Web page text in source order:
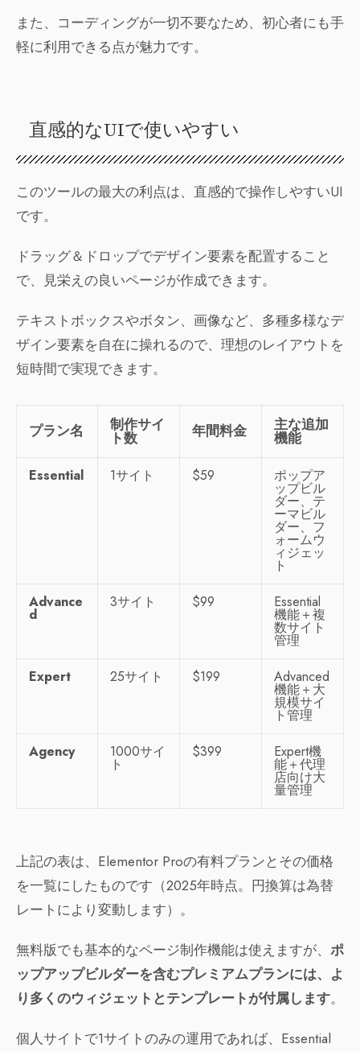
また、コーディングが一切不要なため、初心者にも手
軽に利用できる点が魅力です。
直感的なUIで使いやすい
このツールの最大の利点は、直感的で操作しやすいUI
です。
ドラッグ＆ドロップでデザイン要素を配置すること
で、見栄えの良いページが作成できます。
テキストボックスやボタン、画像など、多種多様なデ
ザイン要素を自在に操れるので、理想のレイアウトを
短時間で実現できます。
プラン名 制作サイ
ト数 年間料金 主な追加
機能
Essential 1サイト $59 ポップア
ップビル
ダー、テ
ーマビル
ダー、フ
ォームウ
ィジェッ
ト
Advance
d
3サイト $99 Essential
機能＋複
数サイト
管理
Expert
25サイト $199 Advanced
機能＋大
規模サイ
ト管理
Agency
1000サイ
ト
$399 Expert機
能＋代理
店向け大
量管理
上記の表は、Elementor Proの有料プランとその価格
を一覧にしたものです（2025年時点。円換算は為替
レートにより変動します）。
無料版でも基本的なページ制作機能は使えますが、 ポ
ップアップビルダーを含むプレミアムプランには、よ
り多くのウィジェットとテンプレートが付属します。
個人サイトで1サイトのみの運用であれば、Essential